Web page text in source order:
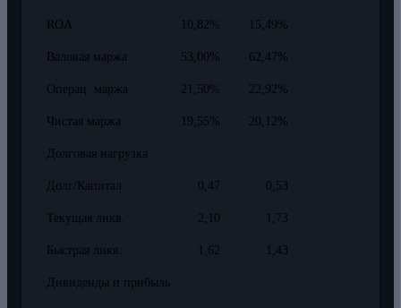
ROA 10,82% 15,49%
Валовая маржа 53,00% 62,47%
Операц. маржа 21,50% 22,92%
Чистая маржа 19,55% 20,12%
Долговая нагрузка
Долг/Капитал 0,47 0,53
Текущая ликв. 2,10 1,73
Быстрая ликв. 1,62 1,43
Дивиденды и прибыль